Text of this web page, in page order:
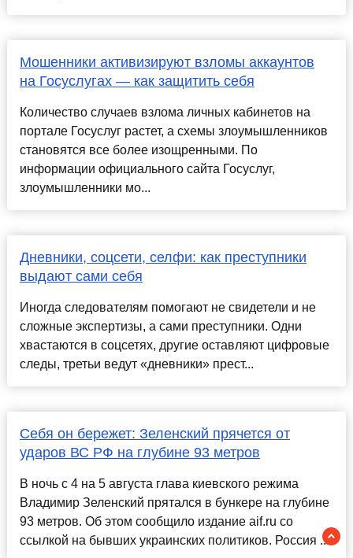
Мошенники активизируют взломы аккаунтов
на Госуслугах — как защитить себя
Количество случаев взлома личных кабинетов на
портале Госуслуг растет, а схемы злоумышленников
становятся все более изощренными. По
информации официального сайта Госуслуг,
злоумышленники мо...
Дневники, соцсети, селфи: как преступники
выдают сами себя
Иногда следователям помогают не свидетели и не
сложные экспертизы, а сами преступники. Одни
хвастаются в соцсетях, другие оставляют цифровые
следы, третьи ведут «дневники» прест...
Себя он бережет: Зеленский прячется от
ударов ВС РФ на глубине 93 метров
В ночь с 4 на 5 августа глава киевского режима
Владимир Зеленский прятался в бункере на глубине
93 метров. Об этом сообщило издание aif.ru со
ссылкой на бывших украинских политиков. Россия ...